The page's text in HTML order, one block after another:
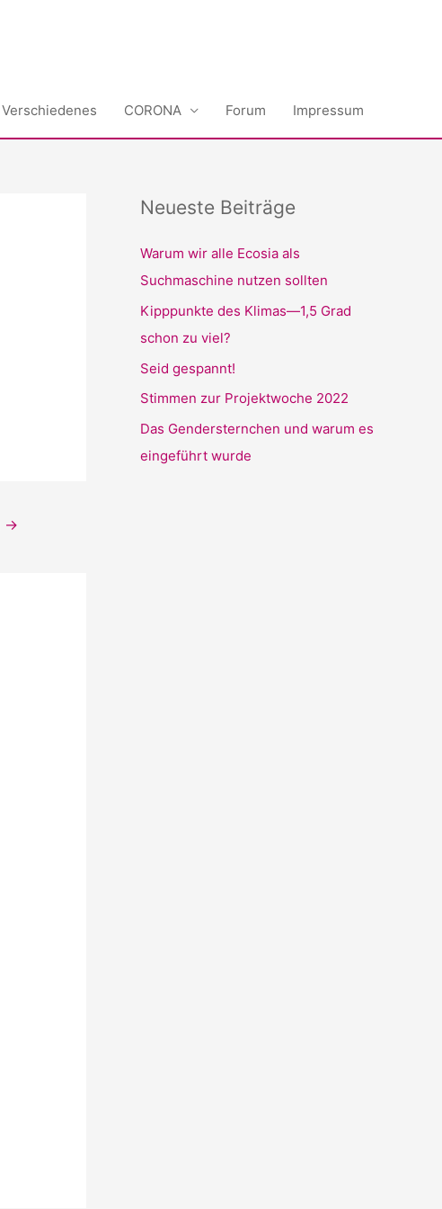
Verschiedenes CORONA Forum Impressum
→
Neueste Beiträge
Warum wir alle Ecosia als
Suchmaschine nutzen sollten
Kipppunkte des Klimas—1,5 Grad
schon zu viel?
Seid gespannt!
Stimmen zur Projektwoche 2022
Das Gendersternchen und warum es
eingeführt wurde